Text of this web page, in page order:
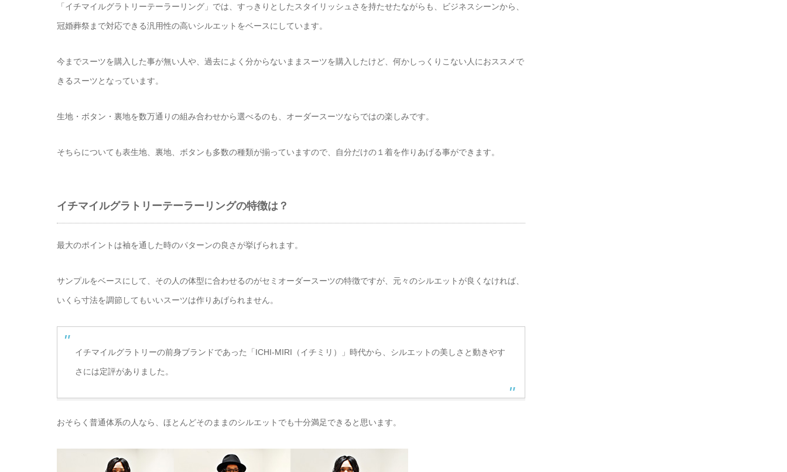
「イチマイルグラトリーテーラーリング」では、すっきりとしたスタイリッシュさを持たせたながらも、ビジネスシーンから、
冠婚葬祭まで対応できる汎用性の高いシルエットをベースにしています。
今までスーツを購入した事が無い人や、過去によく分からないままスーツを購入したけど、何かしっくりこない人におススメで
きるスーツとなっています。
生地・ボタン・裏地を数万通りの組み合わせから選べるのも、オーダースーツならではの楽しみです。
そちらについても表生地、裏地、ボタンも多数の種類が揃っていますので、自分だけの１着を作りあげる事ができます。
イチマイルグラトリーテーラーリングの特徴は？
最大のポイントは袖を通した時のパターンの良さが挙げられます。
サンプルをベースにして、その人の体型に合わせるのがセミオーダースーツの特徴ですが、元々のシルエットが良くなければ、
いくら寸法を調節してもいいスーツは作りあげられません。
イチマイルグラトリーの前身ブランドであった「ICHI-MIRI（イチミリ）」時代から、シルエットの美しさと動きやす
さには定評がありました。
おそらく普通体系の人なら、ほとんどそのままのシルエットでも十分満足できると思います。